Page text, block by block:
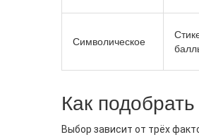
Символическое
Как
Выбор зависит от трёх